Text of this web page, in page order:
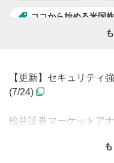
ココから始める米国株
【更新】セキュリティ
(7/24)
松井証券マーケットア
発銘柄」をピックアッ